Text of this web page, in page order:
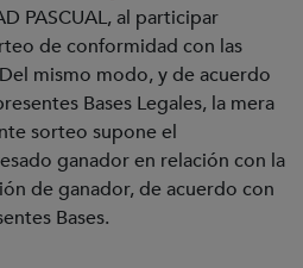
PASCUAL, al participar
de conformidad con las
mismo modo, y de acuerdo
Bases Legales, la mera
sorteo supone el
ganador en relación con la
de ganador, de acuerdo con
Bases.